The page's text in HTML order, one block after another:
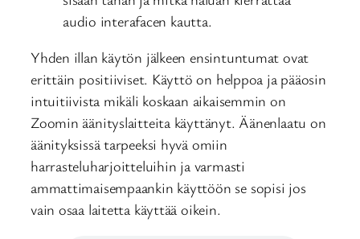
audio interafacen kautta.
Yhden illan käytön jälkeen ensintuntumat ovat
erittäin positiiviset. Käyttö on helppoa ja pääosin
intuitiivista mikäli koskaan aikaisemmin on
Zoomin äänityslaitteita käyttänyt. Äänenlaatu on
äänityksissä tarpeeksi hyvä omiin
harrasteluharjoitteluihin ja varmasti
ammattimaisempaankin käyttöön se sopisi jos
vain osaa laitetta käyttää oikein.